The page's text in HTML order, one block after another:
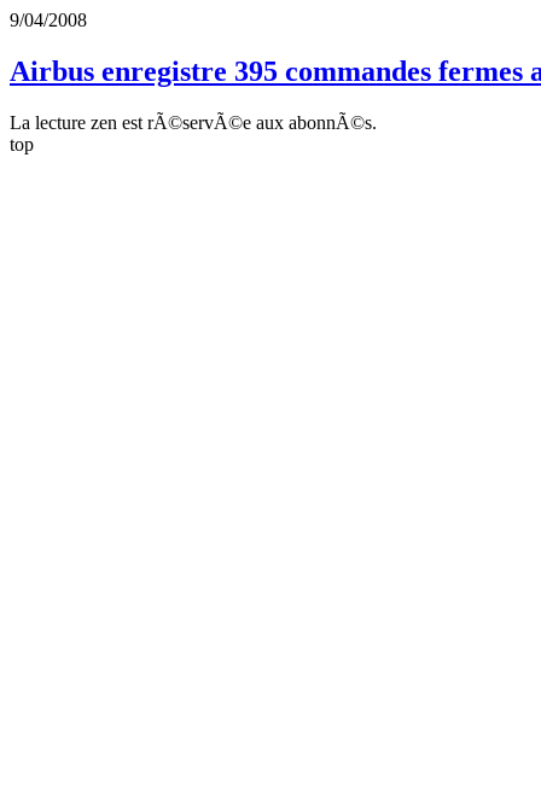
9/04/2008
Airbus enregistre 395 commandes fermes
La lecture zen est rÃ©servÃ©e aux abonnÃ©s.
top